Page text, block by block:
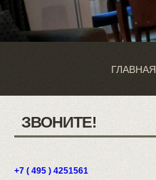
ГЛАВНАЯ
ЗВОНИТЕ!
+7 ( 495 ) 4251561